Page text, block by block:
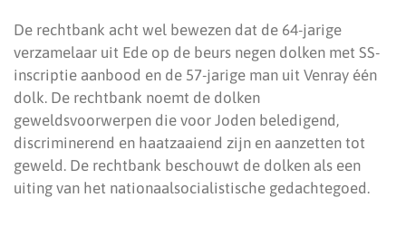
De rechtbank acht wel bewezen dat de 64-jarige
verzamelaar uit Ede op de beurs negen dolken met SS-
inscriptie aanbood en de 57-jarige man uit Venray één
dolk. De rechtbank noemt de dolken
geweldsvoorwerpen die voor Joden beledigend,
discriminerend en haatzaaiend zijn en aanzetten tot
geweld. De rechtbank beschouwt de dolken als een
uiting van het nationaalsocialistische gedachtegoed.